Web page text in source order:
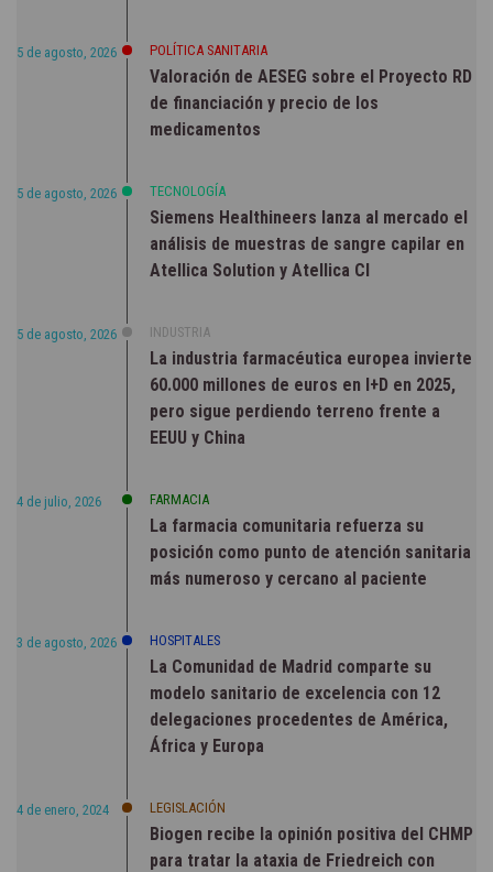
5 de agosto, 2026 POLÍTICA SANITARIA
Valoración de AESEG sobre el Proyecto RD
de financiación y precio de los
medicamentos
5 de agosto, 2026 TECNOLOGÍA
Siemens Healthineers lanza al mercado el
análisis de muestras de sangre capilar en
Atellica Solution y Atellica CI
5 de agosto, 2026 INDUSTRIA
La industria farmacéutica europea invierte
60.000 millones de euros en I+D en 2025,
pero sigue perdiendo terreno frente a
EEUU y China
4 de julio, 2026 FARMACIA
La farmacia comunitaria refuerza su
posición como punto de atención sanitaria
más numeroso y cercano al paciente
3 de agosto, 2026 HOSPITALES
La Comunidad de Madrid comparte su
modelo sanitario de excelencia con 12
delegaciones procedentes de América,
África y Europa
4 de enero, 2024 LEGISLACIÓN
Biogen recibe la opinión positiva del CHMP
para tratar la ataxia de Friedreich con